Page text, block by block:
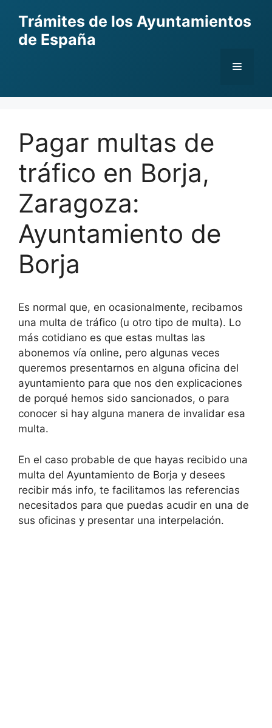
content
Trámites de los Ayuntamientos
de España
Menu
Pagar multas de
tráfico en Borja,
Zaragoza:
Ayuntamiento de
Borja
Es normal que, en ocasionalmente, recibamos
una multa de tráfico (u otro tipo de multa). Lo
más cotidiano es que estas multas las
abonemos vía online, pero algunas veces
queremos presentarnos en alguna oficina del
ayuntamiento para que nos den explicaciones
de porqué hemos sido sancionados, o para
conocer si hay alguna manera de invalidar esa
multa.
En el caso probable de que hayas recibido una
multa del Ayuntamiento de Borja y desees
recibir más info, te facilitamos las referencias
necesitados para que puedas acudir en una de
sus oficinas y presentar una interpelación.